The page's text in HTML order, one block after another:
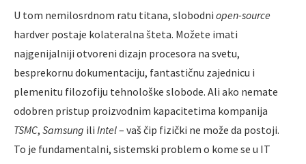
U tom nemilosrdnom ratu titana, slobodni open-source
hardver postaje kolateralna šteta. Možete imati
najgenijalniji otvoreni dizajn procesora na svetu,
besprekornu dokumentaciju, fantastičnu zajednicu i
plemenitu filozofiju tehnološke slobode. Ali ako nemate
odobren pristup proizvodnim kapacitetima kompanija
TSMC, Samsung ili Intel– vaš čip fizički ne može da postoji.
To je fundamentalni, sistemski problem o kome se u IT